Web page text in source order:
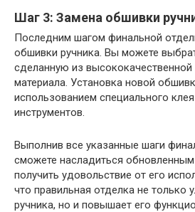
Шаг 3: Замена обшивки
Последним шагом финальной
обшивки ручника. Вы можете
сделанную из
материала. Установка новой
использованием специального
инструментов.
Выполнив все указанные шаги
сможете насладиться
получить удовольствие от его
что правильная отделка не только
ручника, но и повышает его